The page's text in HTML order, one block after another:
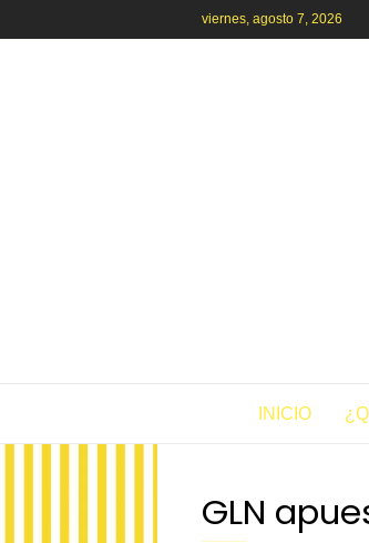
viernes, agosto 7, 2026
INICIO
GLN